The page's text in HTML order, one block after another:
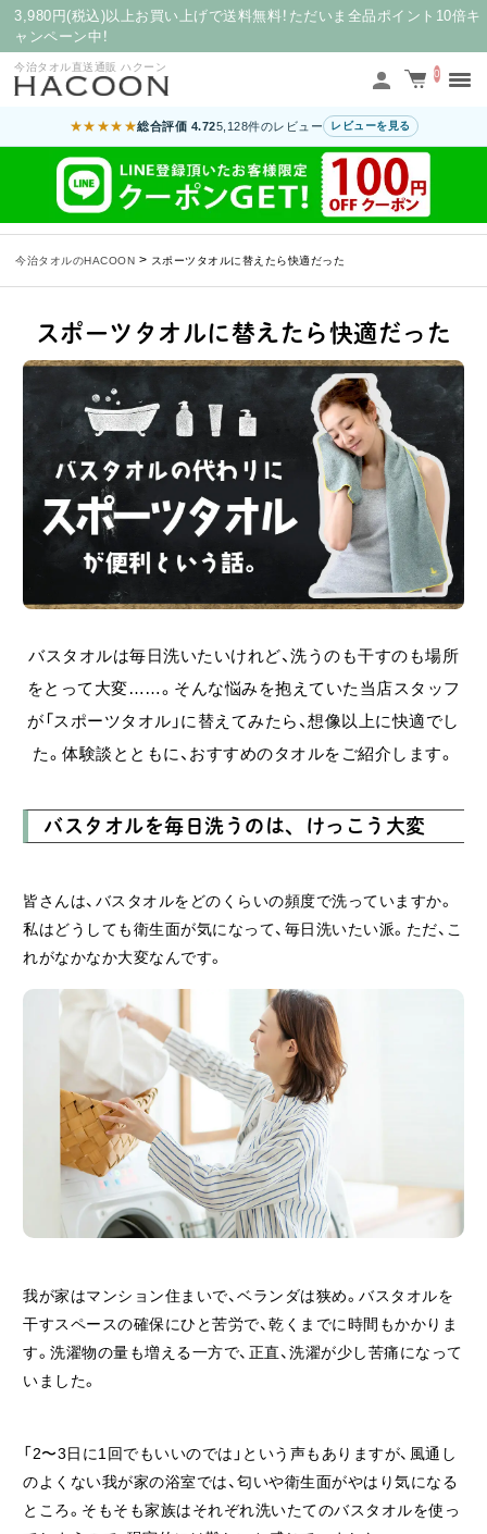
3,980円(税込)以上お買い上げで送料無料！ただいま全品ポイント10倍キ
ャンペーン中！
今治タオル直送通販 ハクーン
0
★★★★★総合評価 4.725,128件のレビュー レビューを見る
今治タオルのHACOON > スポーツタオルに替えたら快適だった
スポーツタオルに替えたら快適だった
バスタオルは毎日洗いたいけれど、洗うのも干すのも場所
をとって大変……。 そんな悩みを抱えていた当店スタッフ
が「スポーツタオル」に替えてみたら、想像以上に快適でし
た。体験談とともに、おすすめのタオルをご紹介します。
バスタオルを毎日洗うのは、けっこう大変
皆さんは、バスタオルをどのくらいの頻度で洗っていますか。
私はどうしても衛生面が気になって、毎日洗いたい派。ただ、こ
れがなかなか大変なんです。
我が家はマンション住まいで、ベランダは狭め。バスタオルを
干すスペースの確保にひと苦労で、乾くまでに時間もかかりま
す。洗濯物の量も増える一方で、正直、洗濯が少し苦痛になって
いました。
「2〜3日に1回でもいいのでは」という声もありますが、風通し
のよくない我が家の浴室では、匂いや衛生面がやはり気になる
ところ。そもそも家族はそれぞれ洗いたてのバスタオルを使っ